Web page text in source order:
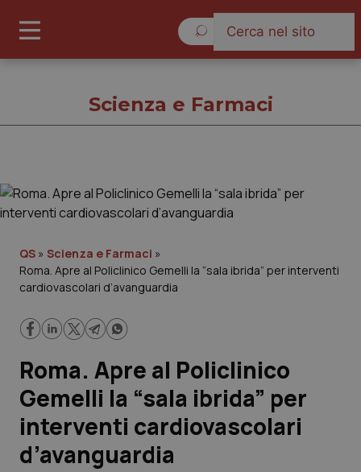
Governo e Parlamento
Regioni e Asl
Lavoro e Professioni
Scienza e Farmaci
Studi e Analisi
Scienza e Farmaci
QS » Scienza e Farmaci »
Roma. Apre al Policlinico Gemelli la “sala ibrida” per interventi
cardiovascolari d’avanguardia
Roma. Apre al Policlinico
Gemelli la “sala ibrida” per
interventi cardiovascolari
d’avanguardia